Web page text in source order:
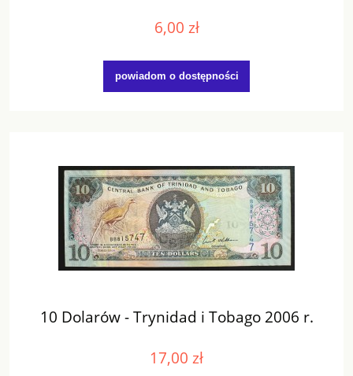
6,00 zł
powiadom o dostępności
10 Dolarów - Trynidad i Tobago 2006 r.
17,00 zł